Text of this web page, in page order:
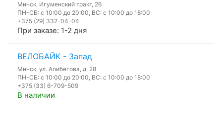
Минск, Игуменский тракт, 26
ПН-СБ: с 10:00 до 20:00, ВС: с 10:00 до 18:00
+375 (29) 332-04-04
При заказе: 1-2 дня
ВЕЛОБАЙК - Запад
Минск, ул. Алибегова, д. 28
ПН-СБ: с 10:00 до 20:00, ВС: с 10:00 до 18:00
+375 (33) 6-709-509
В наличии